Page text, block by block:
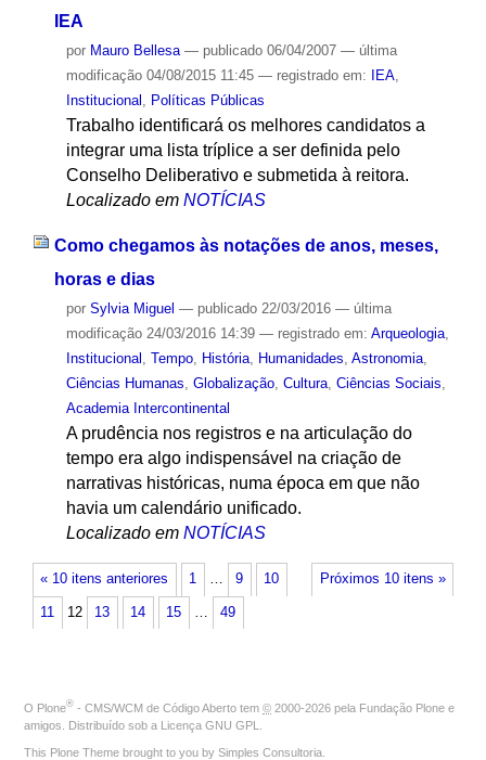
IEA
por Mauro Bellesa — publicado06/04/2007 — última
modificação04/08/2015 11:45 — registrado em: IEA,
Institucional
Políticas Públicas
Trabalho identificará os melhores candidatos a
integrar uma lista tríplice a ser definida pelo
Conselho Deliberativo e submetida à reitora.
Localizado em NOTÍCIAS
Como chegamos às notações de anos, meses,
horas e dias
por Sylvia Miguel — publicado22/03/2016 — última
modificação24/03/2016 14:39 — registrado em: Arqueologia,
Institucional , Tempo, História, Humanidades, Astronomia,
Ciências Humanas, Globalização, Cultura, Ciências Sociais,
Academia Intercontinental
A prudência nos registros e na articulação do
tempo era algo indispensável na criação de
narrativas históricas, numa época em que não
havia um calendário unificado.
Localizado em NOTÍCIAS
« 10 itens anteriores Próximos 10 itens »
1 … 9 10
11 12 13 14 15 … 49
O Plone® - CMS/WCM de Código Aberto tem © 2000-2026 pela Fundação Plone e
amigos. Distribuído sob a Licença GNU GPL
This Plone Theme brought to you by Simples Consultoria